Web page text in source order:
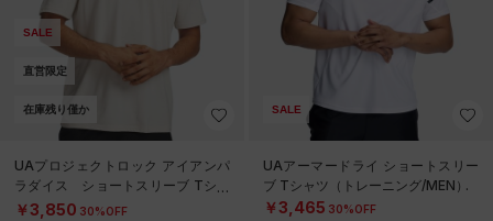
SALE
直営限定
在庫残り僅か
UAプロジェクトロック アイアンパ
ラダイス ショートスリーブ Tシャ
ツ（トレーニング/MEN）
￥3,850 30%OFF
SALE
UAアーマードライ ショートスリー
ブ Tシャツ（トレーニング/MEN）
￥3,465 30%OFF